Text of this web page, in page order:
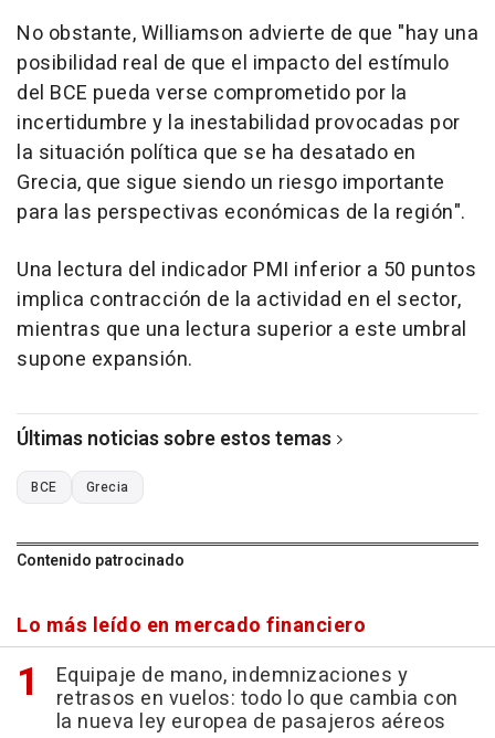
No obstante, Williamson advierte de que "hay una
posibilidad real de que el impacto del estímulo
del BCE pueda verse comprometido por la
incertidumbre y la inestabilidad provocadas por
la situación política que se ha desatado en
Grecia, que sigue siendo un riesgo importante
para las perspectivas económicas de la región".
Una lectura del indicador PMI inferior a 50 puntos
implica contracción de la actividad en el sector,
mientras que una lectura superior a este umbral
supone expansión.
Últimas noticias sobre estos temas
BCE Grecia
Contenido patrocinado
Lo más leído en mercado financiero
Equipaje de mano, indemnizaciones y
retrasos en vuelos: todo lo que cambia con
la nueva ley europea de pasajeros aéreos